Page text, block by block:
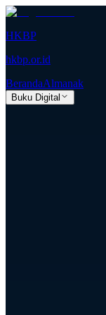
HKBP
hkbp.or.id
BerandaAlmanak
Buku Digital